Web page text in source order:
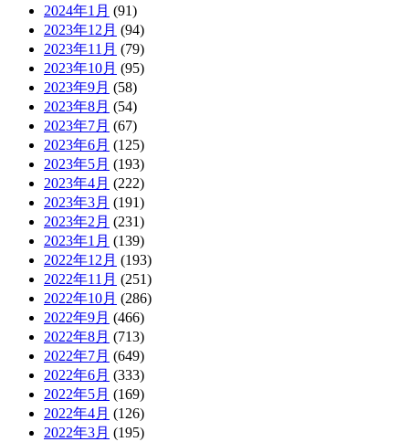
2024年1月 (91)
2023年12月 (94)
2023年11月 (79)
2023年10月 (95)
2023年9月 (58)
2023年8月 (54)
2023年7月 (67)
2023年6月 (125)
2023年5月 (193)
2023年4月 (222)
2023年3月 (191)
2023年2月 (231)
2023年1月 (139)
2022年12月 (193)
2022年11月 (251)
2022年10月 (286)
2022年9月 (466)
2022年8月 (713)
2022年7月 (649)
2022年6月 (333)
2022年5月 (169)
2022年4月 (126)
2022年3月 (195)